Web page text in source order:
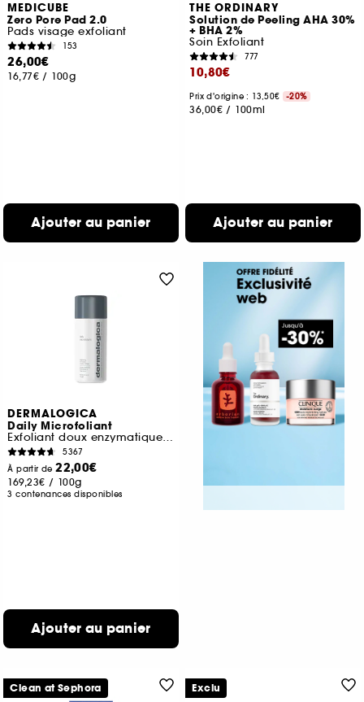
MEDICUBE
Zero Pore Pad 2.0
Pads visage exfoliant
153
26,00€
16,77€ / 100g
Ajouter au panier
THE ORDINARY
Solution de Peeling AHA 30%
+ BHA 2%
Soin Exfoliant
777
10,80€
Prix d'origine : 13,50€ -20%
36,00€ / 100ml
Ajouter au panier
DERMALOGICA
Daily Microfoliant
Exfoliant doux enzymatique et mécanique
5367
À partir de22,00€
169,23€ / 100g
3 contenances disponibles
Ajouter au panier
Clean at Sephora Exclu